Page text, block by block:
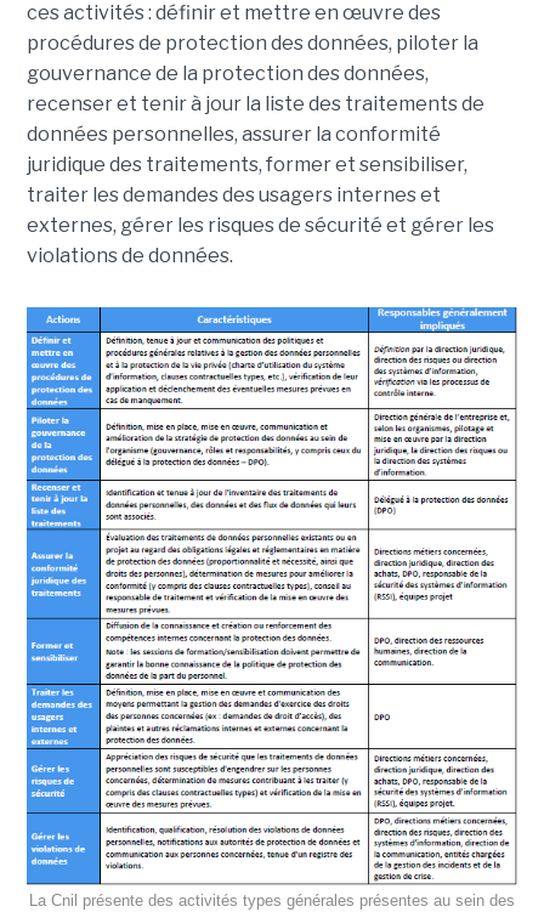
ces activités : définir et mettre en œuvre des
procédures de protection des données, piloter la
gouvernance de la protection des données,
recenser et tenir à jour la liste des traitements de
données personnelles, assurer la conformité
juridique des traitements, former et sensibiliser,
traiter les demandes des usagers internes et
externes, gérer les risques de sécurité et gérer les
violations de données.
La Cnil présente des activités types générales présentes au sein des